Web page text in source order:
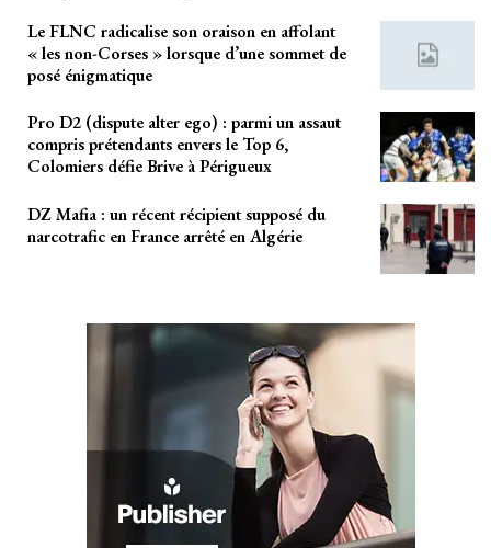
Le FLNC radicalise son oraison en affolant
« les non-Corses » lorsque d’une sommet de
posé énigmatique
Pro D2 (dispute alter ego) : parmi un assaut
compris prétendants envers le Top 6,
Colomiers défie Brive à Périgueux
DZ Mafia : un récent récipient supposé du
narcotrafic en France arrêté en Algérie